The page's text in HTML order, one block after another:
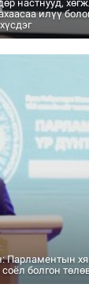
настнууд,
илүү
Парламентын
болгон